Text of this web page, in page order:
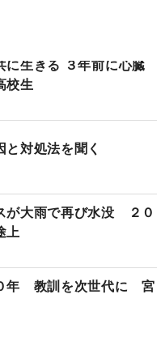
に生きる ３年前に心臓
校生
対処法を聞く
が大雨で再び水没 ２０
上
年 教訓を次世代に 宮